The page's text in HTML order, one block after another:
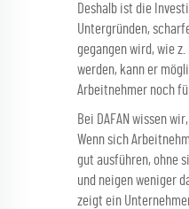
Deshalb ist die
Untergründen,
gegangen wird, wie
werden, kann er
Arbeitnehmer noch
Bei DAFAN wissen
Wenn sich
gut ausführen, ohne
und neigen weniger
zeigt ein